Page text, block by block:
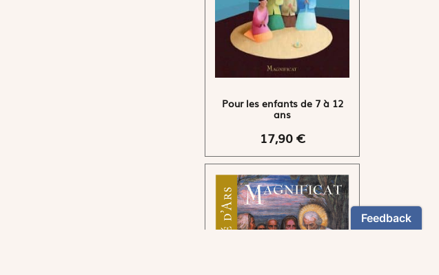
Pour les enfants de 7 à 12
ans
17,90 €